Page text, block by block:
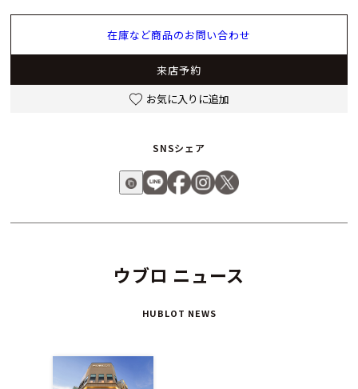
クォーツムーブメント「HUB2912」を搭載。しなやかなブラ
ックラバーストラップが最高の装着感を約束し、ビジネスの袖
口から華やかなパーティシーンまで、装いを唯一無二のオーラ
で格上げします。 圧倒的な存在感と資産価値をコンパクトに両
立した「パヴェモデル（581.NX.1470.RX.1704）」。生涯をと
ウブロ ニュース
HUBLOT NEWS
在庫など商品のお問い合わせ
来店予約
お気に入りに追加
SNSシェア